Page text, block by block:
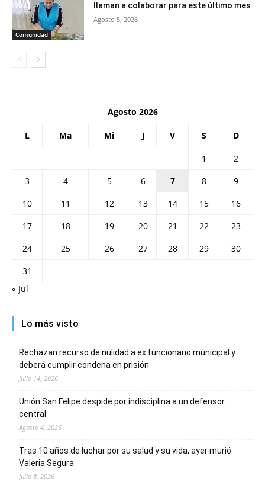
Comunidad
llaman a colaborar para este último mes
Agosto 5, 2026
Agosto 2026
L Ma Mi J V S D
1
2
3
4 5 6 7 8
9
10
11 12 13 14 15
16
17
18 19 20 21 22
23
24
25 26 27 28 29
30
31
« Jul
Lo más visto
Rechazan recurso de nulidad a ex funcionario municipal y
deberá cumplir condena en prisión
Julio 14, 2026
Unión San Felipe despide por indisciplina a un defensor
central
Agosto 4, 2026
Tras 10 años de luchar por su salud y su vida, ayer murió
Valeria Segura
Julio 8, 2026